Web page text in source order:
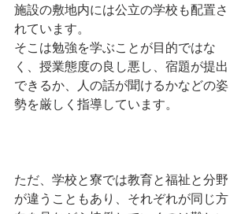
施設の敷地内には公立の学校も配置さ
れています。
そこは勉強を学ぶことが目的ではな
く、授業態度の良し悪し、宿題が提出
できるか、人の話が聞けるかなどの姿
勢を厳しく指導しています。
ただ、学校と寮では教育と福祉と分野
が違うこともあり、それぞれが同じ方